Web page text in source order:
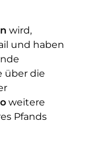
wird,
und haben
über die
weitere
Pfands